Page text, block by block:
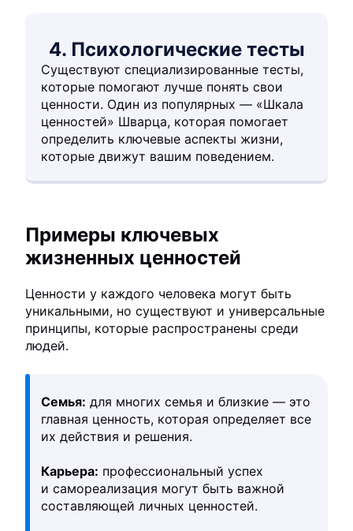
4. Психологические тесты
Существуют специализированные тесты,
которые помогают лучше понять свои
ценности. Один из популярных — «Шкала
ценностей» Шварца, которая помогает
определить ключевые аспекты жизни,
которые движут вашим поведением.
Примеры ключевых
жизненных ценностей
Ценности у каждого человека могут быть
уникальными, но существуют и универсальные
принципы, которые распространены среди
людей.
Семья: для многих семья и близкие — это
главная ценность, которая определяет все
их действия и решения.
Карьера: профессиональный успех
и самореализация могут быть важной
составляющей личных ценностей.